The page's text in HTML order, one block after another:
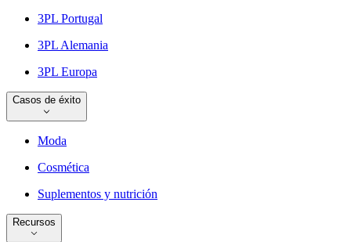
3PL Portugal
3PL Alemania
3PL Europa
Casos de éxito
Moda
Cosmética
Suplementos y nutrición
Recursos